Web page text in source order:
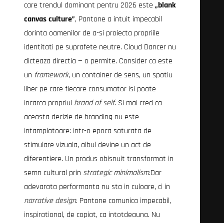
care trendul dominant pentru 2026 este „blank
canvas culture”, Pantone a intuit impecabil
dorinta oamenilor de a-si proiecta propriile
identitati pe suprafete neutre. Cloud Dancer nu
dicteaza directia — o permite. Consider ca este
un framework, un container de sens, un spatiu
liber pe care fiecare consumator isi poate
incarca propriul brand of self. Si mai cred ca
aceasta decizie de branding nu este
intamplatoare: intr-o epoca saturata de
stimulare vizuala, albul devine un act de
diferentiere. Un produs obisnuit transformat in
semn cultural prin strategic minimalism.Dar
adevarata performanta nu sta in culoare, ci in
narrative design. Pantone comunica impecabil,
inspirational, de copiat, ca intotdeauna. Nu